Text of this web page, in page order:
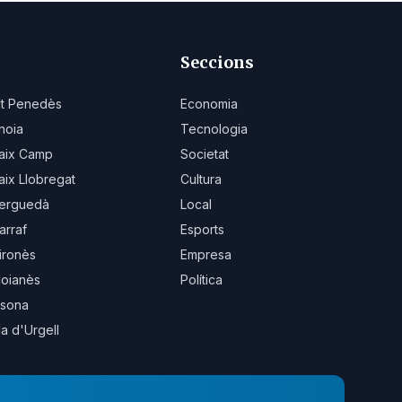
Penedès
Camp
Llobregat
d'Urgell
Seccions
Economia
Tecnologia
Societat
Cultura
Local
Esports
Empresa
Política